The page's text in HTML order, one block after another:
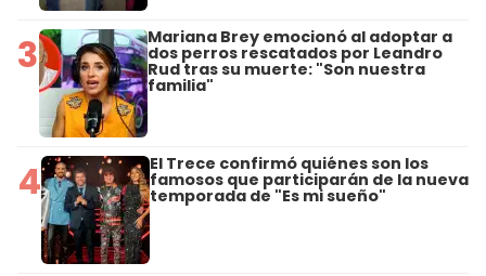
3 Mariana Brey emocionó al adoptar a
dos perros rescatados por Leandro
Rud tras su muerte: "Son nuestra
familia"
4 El Trece confirmó quiénes son los
famosos que participarán de la nueva
temporada de "Es mi sueño"